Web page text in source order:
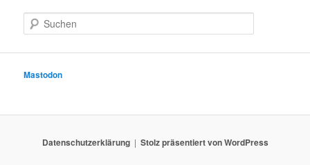
u
e
Mastodon
Datenschutzerklärung Stolz präsentiert von WordPress